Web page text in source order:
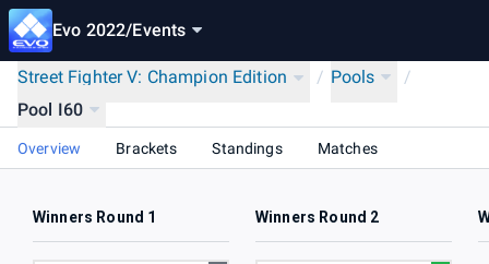
Evo 2022/Events
Street Fighter V: Champion Edition / Pools
/
Pool I60
Overview Brackets Standings Matches
Winners Round 1 Winners Round 2